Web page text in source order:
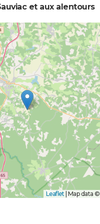
et aux alentours
Leaflet Map data ©